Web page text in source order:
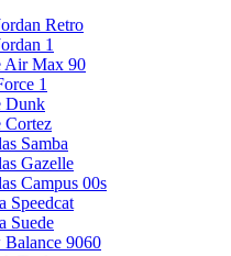
Retro
1
Air Max 90
1
Dunk
Cortez
Samba
Gazelle
Campus 00s
Speedcat
Suede
9060